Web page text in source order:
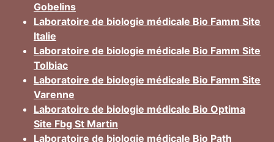
Gobelins
Laboratoire de biologie médicale Bio Famm Site
Italie
Laboratoire de biologie médicale Bio Famm Site
Tolbiac
Laboratoire de biologie médicale Bio Famm Site
Varenne
Laboratoire de biologie médicale Bio Optima
Site Fbg St Martin
Laboratoire de biologie médicale Bio Path